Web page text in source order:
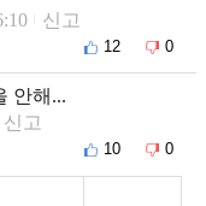
신고
12 0
안해...
신고
10 0